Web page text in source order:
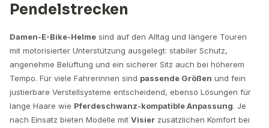
Pendelstrecken
Damen-E-Bike-Helme sind auf den Alltag und längere Touren
mit motorisierter Unterstützung ausgelegt: stabiler Schutz,
angenehme Belüftung und ein sicherer Sitz auch bei höherem
Tempo. Für viele Fahrerinnen sind passende Größen und fein
justierbare Verstellsysteme entscheidend, ebenso Lösungen für
lange Haare wie Pferdeschwanz-kompatible Anpassung. Je
nach Einsatz bieten Modelle mit Visier zusätzlichen Komfort bei